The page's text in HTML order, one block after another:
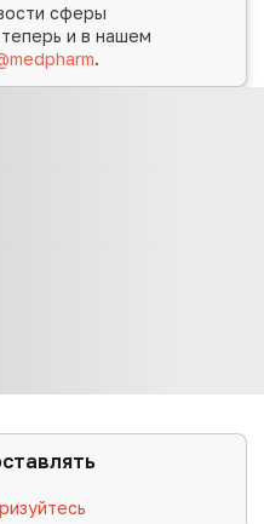
сферы
и в нашем
.